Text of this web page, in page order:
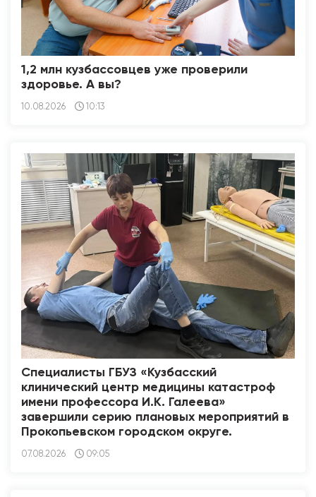
1,2 млн кузбассовцев уже проверили
здоровье. А вы?
10.08.2026 10:13
Специалисты ГБУЗ «Кузбасский
клинический центр медицины катастроф
имени профессора И.К. Галеева»
завершили серию плановых мероприятий в
Прокопьевском городском округе.
07.08.2026 09:05